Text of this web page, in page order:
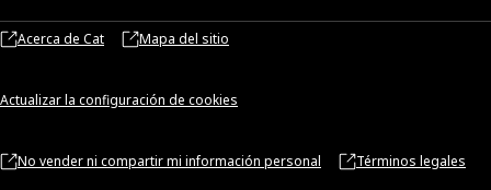
Acerca de Cat Mapa del sitio
Actualizar la configuración de cookies
No vender ni compartir mi información personal Términos legales